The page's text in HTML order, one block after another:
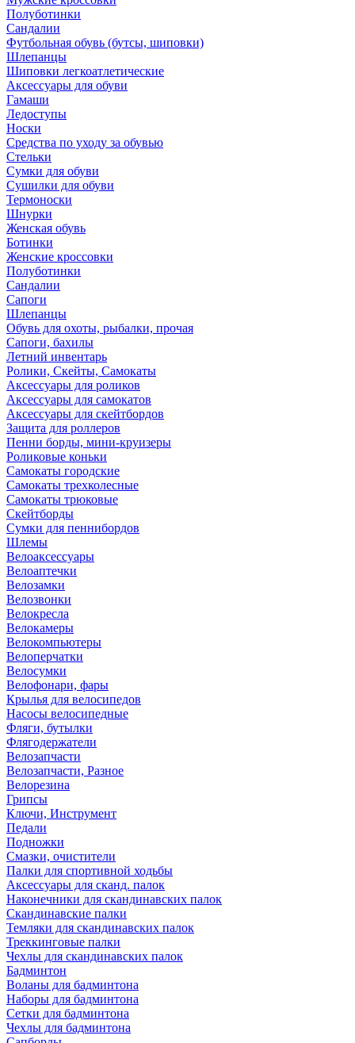
Полуботинки
Сандалии
Футбольная обувь (бутсы, шиповки)
Шлепанцы
Шиповки легкоатлетические
Аксессуары для обуви
Гамаши
Ледоступы
Носки
Средства по уходу за обувью
Стельки
Сумки для обуви
Сушилки для обуви
Термоноски
Шнурки
Женская обувь
Ботинки
Женские кроссовки
Полуботинки
Сандалии
Сапоги
Шлепанцы
Обувь для охоты, рыбалки, прочая
Сапоги, бахилы
Летний инвентарь
Ролики, Скейты, Самокаты
Аксессуары для роликов
Аксессуары для самокатов
Аксессуары для скейтбордов
Защита для роллеров
Пенни борды, мини-круизеры
Роликовые коньки
Самокаты городские
Самокаты трехколесные
Самокаты трюковые
Скейтборды
Сумки для пеннибордов
Шлемы
Велоаксессуары
Велоаптечки
Велозамки
Велозвонки
Велокресла
Велокамеры
Велокомпьютеры
Велоперчатки
Велосумки
Велофонари, фары
Крылья для велосипедов
Насосы велосипедные
Фляги, бутылки
Флягодержатели
Велозапчасти
Велозапчасти, Разное
Велорезина
Грипсы
Ключи, Инструмент
Педали
Подножки
Смазки, очистители
Палки для спортивной ходьбы
Аксессуары для сканд. палок
Наконечники для скандинавских палок
Скандинавские палки
Темляки для скандинавских палок
Треккинговые палки
Чехлы для скандинавских палок
Бадминтон
Воланы для бадминтона
Наборы для бадминтона
Сетки для бадминтона
Чехлы для бадминтона